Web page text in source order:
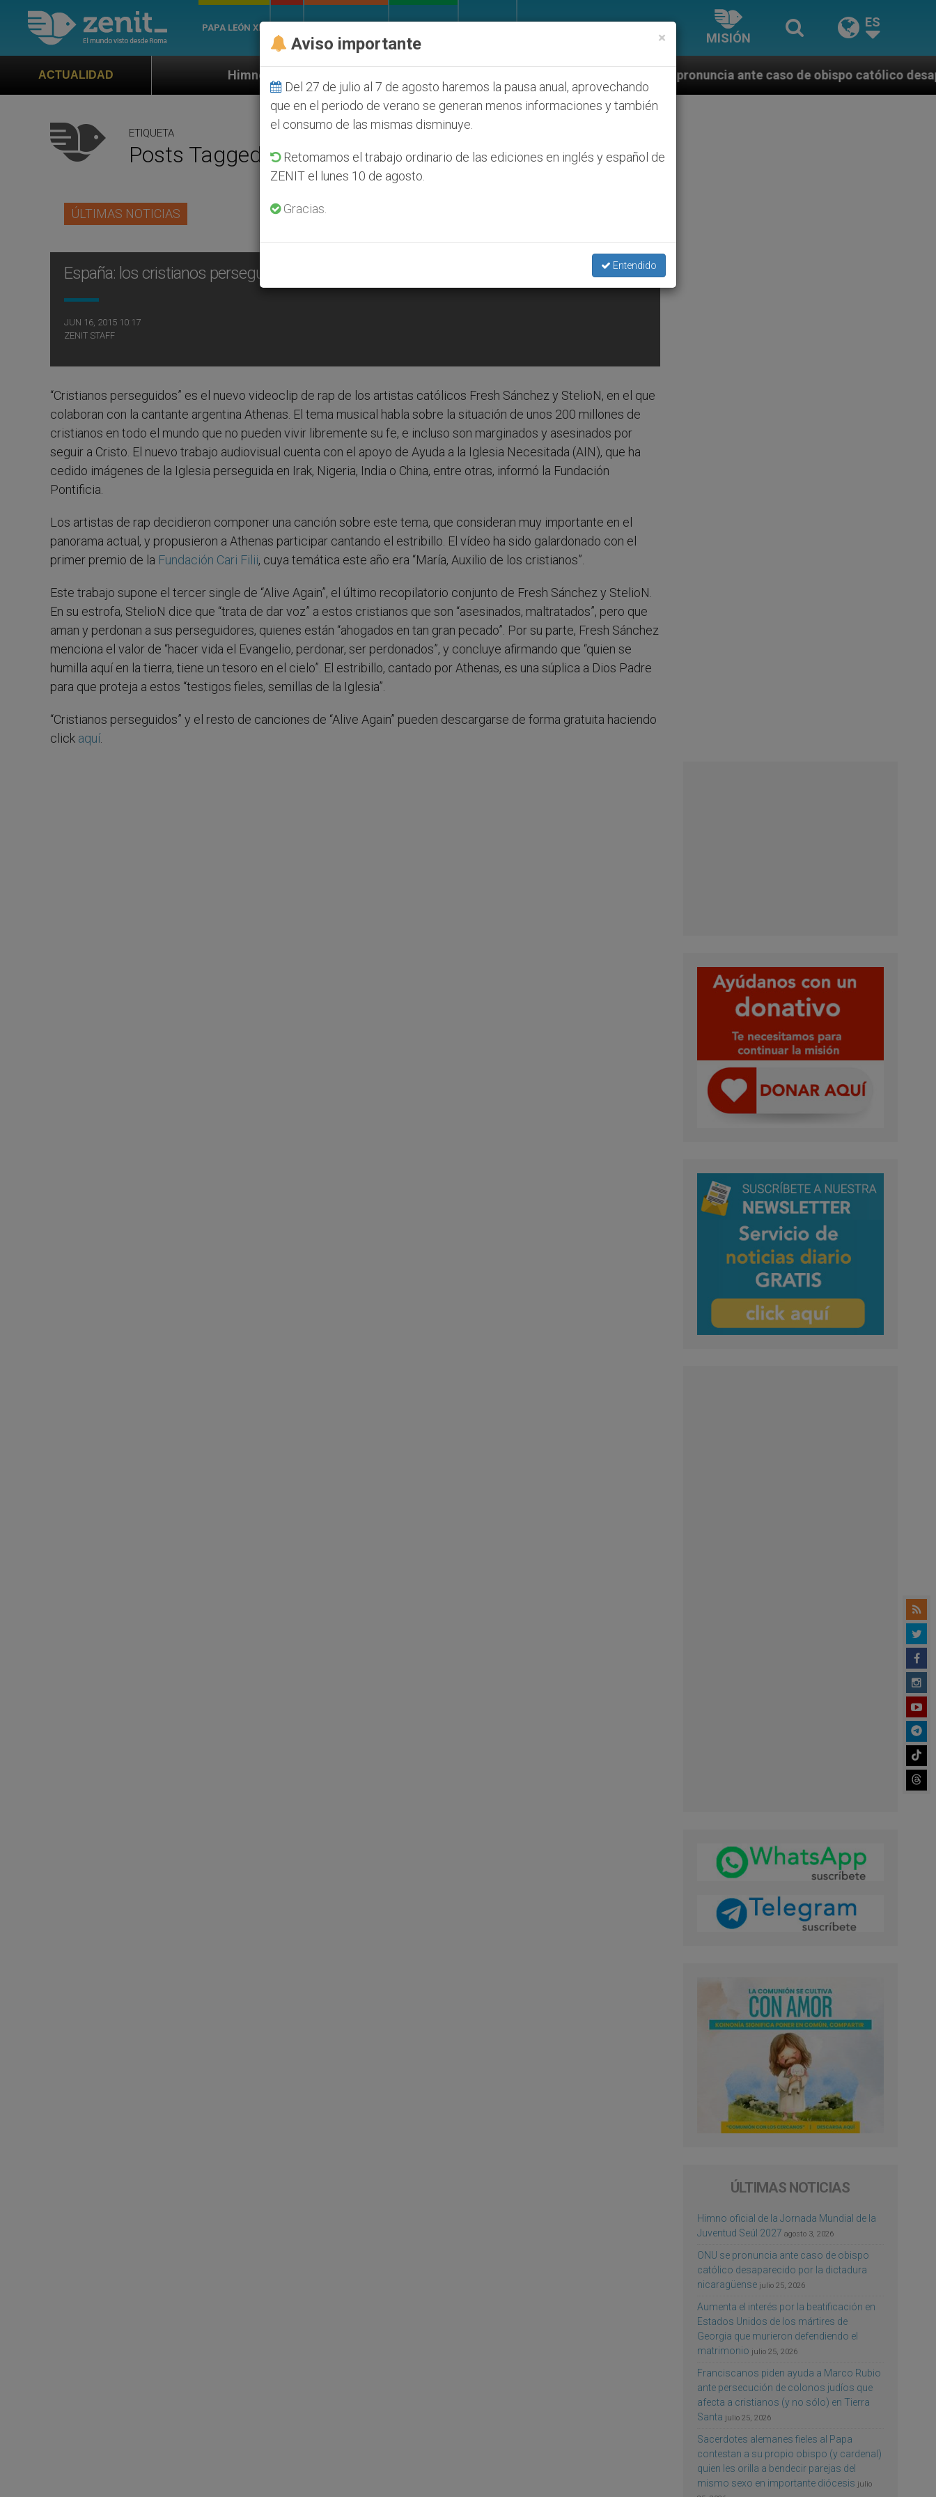
PAPA LEÓN XIV
MISIÓN
ES
ACTUALIDAD Himno oficial de la Jornada Mundial de la Juventud Seúl 2027 ONU se pronuncia ante caso de obispo católico desaparecido por la
ETIQUETA
Posts Tagged ‘rap’
ÚLTIMAS NOTICIAS
España: los cristianos perseguidos, protagonistas de una canción rap
JUN 16, 2015 10:17
ZENIT STAFF
“Cristianos perseguidos” es el nuevo videoclip de rap de los artistas católicos Fresh Sánchez y StelioN, en el que
colaboran con la cantante argentina Athenas. El tema musical habla sobre la situación de unos 200 millones de
cristianos en todo el mundo que no pueden vivir libremente su fe, e incluso son marginados y asesinados por
seguir a Cristo. El nuevo trabajo audiovisual cuenta con el apoyo de Ayuda a la Iglesia Necesitada (AIN), que ha
cedido imágenes de la Iglesia perseguida en Irak, Nigeria, India o China, entre otras, informó la Fundación
Pontificia.
Los artistas de rap decidieron componer una canción sobre este tema, que consideran muy importante en el
panorama actual, y propusieron a Athenas participar cantando el estribillo. El vídeo ha sido galardonado con el
primer premio de la Fundación Cari Filii, cuya temática este año era “María, Auxilio de los cristianos”.
Este trabajo supone el tercer single de “Alive Again”, el último recopilatorio conjunto de Fresh Sánchez y StelioN.
En su estrofa, StelioN dice que “trata de dar voz” a estos cristianos que son “asesinados, maltratados”, pero que
aman y perdonan a sus perseguidores, quienes están “ahogados en tan gran pecado”. Por su parte, Fresh Sánchez
menciona el valor de “hacer vida el Evangelio, perdonar, ser perdonados”, y concluye afirmando que “quien se
humilla aquí en la tierra, tiene un tesoro en el cielo”. El estribillo, cantado por Athenas, es una súplica a Dios Padre
para que proteja a estos “testigos fieles, semillas de la Iglesia”.
“Cristianos perseguidos” y el resto de canciones de “Alive Again” pueden descargarse de forma gratuita haciendo
click aquí.
ÚLTIMAS NOTICIAS
Himno oficial de la Jornada Mundial de la
Juventud Seúl 2027 agosto 3, 2026
ONU se pronuncia ante caso de obispo
católico desaparecido por la dictadura
nicaragüense julio 25, 2026
Aumenta el interés por la beatificación en
Estados Unidos de los mártires de
Georgia que murieron defendiendo el
matrimonio julio 25, 2026
Franciscanos piden ayuda a Marco Rubio
ante persecución de colonos judíos que
afecta a cristianos (y no sólo) en Tierra
Santa julio 25, 2026
Sacerdotes alemanes fieles al Papa
contestan a su propio obispo (y cardenal)
quien les orilla a bendecir parejas del
mismo sexo en importante diócesis julio
×
Aviso importante
Del 27 de julio al 7 de agosto haremos la pausa anual, aprovechando
que en el periodo de verano se generan menos informaciones y también
el consumo de las mismas disminuye.
Retomamos el trabajo ordinario de las ediciones en inglés y español de
ZENIT el lunes 10 de agosto.
Gracias.
Entendido